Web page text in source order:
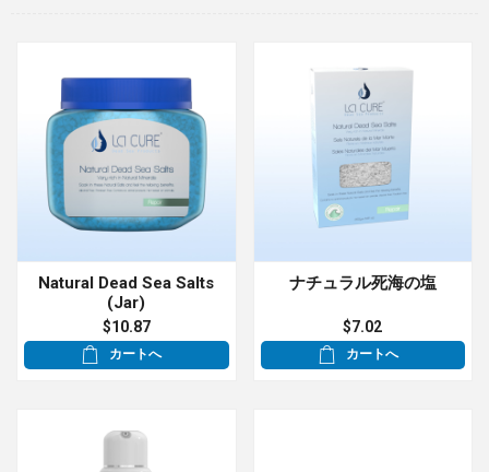
Natural Dead Sea Salts
(Jar)
$10.87
カートへ
ナチュラル死海の塩
$7.02
カートへ